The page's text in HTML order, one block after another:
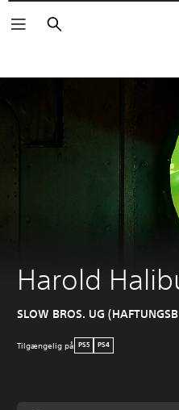
Søg
Harold
SLOW BROS. UG
Tilgængelig på PS5 PS4